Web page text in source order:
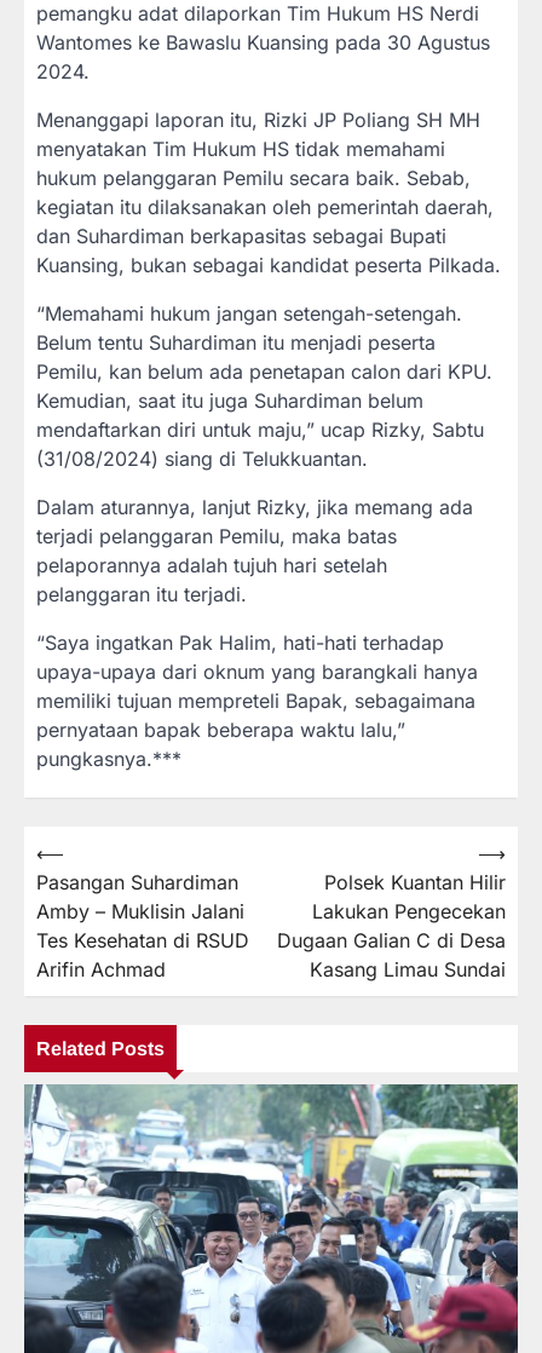
pemangku adat dilaporkan Tim Hukum HS Nerdi
Wantomes ke Bawaslu Kuansing pada 30 Agustus
2024.
Menanggapi laporan itu, Rizki JP Poliang SH MH
menyatakan Tim Hukum HS tidak memahami
hukum pelanggaran Pemilu secara baik. Sebab,
kegiatan itu dilaksanakan oleh pemerintah daerah,
dan Suhardiman berkapasitas sebagai Bupati
Kuansing, bukan sebagai kandidat peserta Pilkada.
“Memahami hukum jangan setengah-setengah.
Belum tentu Suhardiman itu menjadi peserta
Pemilu, kan belum ada penetapan calon dari KPU.
Kemudian, saat itu juga Suhardiman belum
mendaftarkan diri untuk maju,” ucap Rizky, Sabtu
(31/08/2024) siang di Telukkuantan.
Dalam aturannya, lanjut Rizky, jika memang ada
terjadi pelanggaran Pemilu, maka batas
pelaporannya adalah tujuh hari setelah
pelanggaran itu terjadi.
“Saya ingatkan Pak Halim, hati-hati terhadap
upaya-upaya dari oknum yang barangkali hanya
memiliki tujuan mempreteli Bapak, sebagaimana
pernyataan bapak beberapa waktu lalu,”
pungkasnya.***
Navigasi
pos
⟵
Pasangan Suhardiman
Amby – Muklisin Jalani
Tes Kesehatan di RSUD
Arifin Achmad
Polsek Kuantan Hilir
Lakukan Pengecekan
Dugaan Galian C di Desa
Kasang Limau Sundai
⟶
Related Posts